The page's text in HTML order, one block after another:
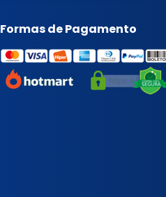
Formas de Pagamento